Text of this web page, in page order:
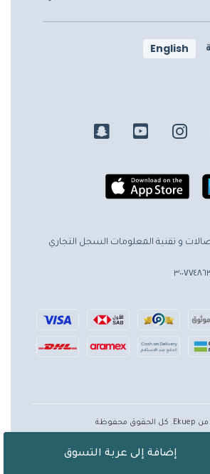
إضافة إلى عربة التسوق
English
و تقنية المعلومات السجل التجاري